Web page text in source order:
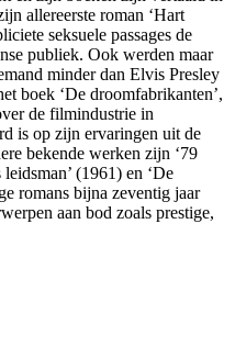
allereerste roman ‘Hart
seksuele passages de
publiek. Ook werden maar
minder dan Elvis Presley
boek ‘De droomfabrikanten’,
de filmindustrie in
is op zijn ervaringen uit de
bekende werken zijn ‘79
(1961) en ‘De
romans bijna zeventig jaar
aan bod zoals prestige,